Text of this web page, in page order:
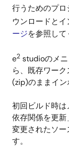
行うためのプ
ウンロードと
ージを参照して
e2 studioのメ
ら、既存ワー
(zip)のままイン
初回ビルド時
依存関係を更
変更されたソー
す。